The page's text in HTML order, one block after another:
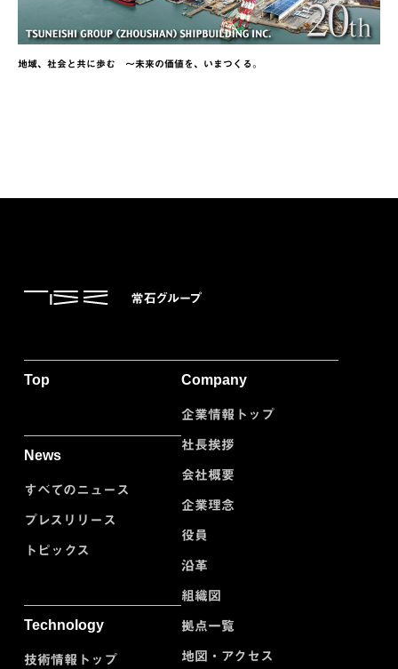
地域、社会と共に歩む ～未来の価値を、いまつくる。
Top
News
すべてのニュース
プレスリリース
トピックス
Technology
技術情報トップ
Company
企業情報トップ
社長挨拶
会社概要
企業理念
役員
沿革
組織図
拠点一覧
地図・アクセス